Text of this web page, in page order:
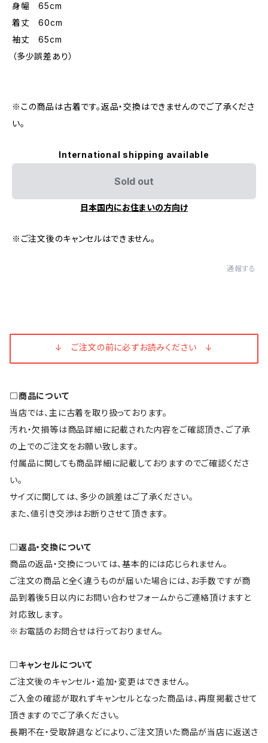
身幅 65cm
着丈 60cm
袖丈 65cm
（多少誤差あり）
※この商品は古着です。返品・交換はできませんのでご了承くださ
い。
International shipping available
Sold out
日本国内にお住まいの方向け
※ご注文後のキャンセルはできません。
通報する
↓ ご注文の前に必ずお読みください ↓
□商品について
当店では、主に古着を取り扱っております。
汚れ・欠損等は商品詳細に記載された内容をご確認頂き、ご了承
の上でのご注文をお願い致します。
付属品に関しても商品詳細に記載しておりますのでご確認くださ
い。
サイズに関しては、多少の誤差はご了承ください。
また、値引き交渉はお断りさせて頂きます。
□返品・交換について
商品の返品・交換については、基本的には応じられません。
ご注文の商品と全く違うものが届いた場合には、お手数ですが商
品到着後5日以内にお問い合わせフォームからご連絡頂けますと
対応致します。
※お電話のお問合せは行っておりません。
□キャンセルについて
ご注文後のキャンセル・追加・変更はできません。
ご入金の確認が取れずキャンセルとなった商品は、再度掲載させて
頂きますのでご了承ください。
長期不在・受取辞退などにより、ご注文頂いた商品が当店に返送さ